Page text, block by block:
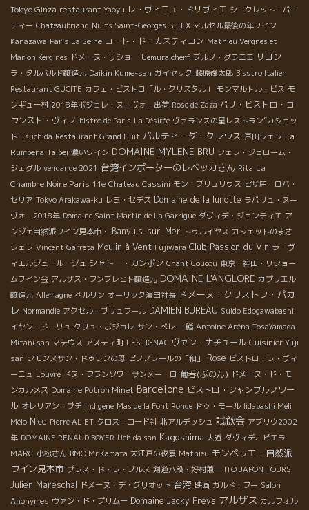
Tokyo Ginza restaurant Yaoyu レ・ヴィニュ・ドリヴィエ シークレット・パー
ティー Chateaubriand Nuits Saint-Georges SILEX マルセル最後の年ワイン
Kanazawa Paris La Seine コート・ド・カスティヨン Mathieu Vergnes et
Marion Kergines ドメーヌ・リショー Uemura cherf ブルノ・グラニエ リヨン
ラ・タルバルド醸造元 Daikin Kume-san ガイヤック 藤原俊太郎 Bisstro Italien
Restaurant GUCITE カフェ・ビストロ「ル・クリスタル」 モンマルトル・ビス モ
ンギュー村 2018年ボジョレ・ヌーヴォー出荷 Rose de Zaza パリ・ビストロ・コ
ワンスト・ヴィノ bistro de Paris La Désirée ヴァランスの星レストラン”カシェッ
ト Tsuchida Restaurant Grand Huit パルティーダ・クレウス 戸田シェフ La
Rumbera Taipei 濃いワイン DOMAINE MYLENE BRU シェフ・ジェローム・
ジェグル vendange 2021 台湾インポーターのレベッカさん Rita La
Chambre Noire Paris 11e Chateau Cassini モン・ブリュリウス ピザ店 ロバ・
セリア Tokyo Arakawa-ku レミ・セデス Domaine de la lunotte ラパリュ・ヌー
ヴォー2018年 Domaine Saint Martin de La Garrigue ダヴィデ・ジェンティエ ア
ンジェ自然派ワイン見本市・ Banyuls-sur-Mer トゥルイヤス カシェットのまさ
シェフ Vincent Garreta Moulin à Vent Fujiwara Club Passion du Vin ラ・ヴ
ィエルジュ・ルージュ シャトー・カンボン Chant Coucou 東京・神田・リショー
ムワイン会 アルザス・フンブレヒト醸造元 DOMAINE L'ANGLORE カプリエル
醸造元 Allemagne ベルリン オーリック濱田社長 ドメーヌ・クリストフ・パカ
レ Normandie アクセル・プリュフール DAMIEN BUREAU Suido Edogawabashi
イヤン・ド・リュ クリュ・ボジョレ サン・ペレー 鮨 Antoine Aréna TosaYamada
Mitani san マテウス アスティ町 LESTIGNAC ヴァン・ナチュール Cuisinier Yuji
san シモンヌサン・ドゥランの母 ピノノワールの「和」 Rose ビストロ・ラ・ヴィ
ーニュ Louvre ドヌ・フランソワ・サンメー・ロ 葡呑(ぶのん) ドメーヌ・ド・モ
ンカルメス Domaine Potron Minet Barcelone ビストロ・シャンブルノワー
ル オレリアン・プチ Indigene Mas de la Font Ronde ドゥ・モール Iidabashi Méli
Mélo Nice Pierre ALIET クロス・ロード社 北アルデッシュ 試飲会 アブリウ2002
年 DOMAINE RENAUD BOYER Uchida san Kagoshima 大近 ダヴィデ、ピエラ
MARC 小松さん BMO Mr.Kamata 大江戸の夜景 Mathieu モンペリエ・自然派
ワイン見本市 プラス・ド・ラ・ブルス 剣道八段・好村兼一 ITO JAPON TOURS
Julien Mareschal ドメーヌ・デ・グリオット 台湾 映画 ガルド・フー Salon
Anonymes ヴァン・ド・プリムー Domaine Jacky Preys アルザス カルフォル